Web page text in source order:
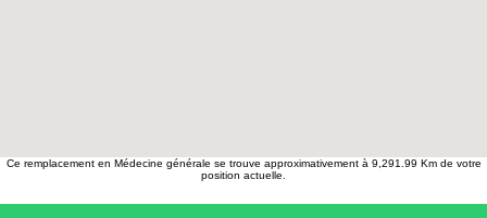
Ce remplacement en Médecine générale se trouve approximativement à 9,291.99 Km de votre
position actuelle.